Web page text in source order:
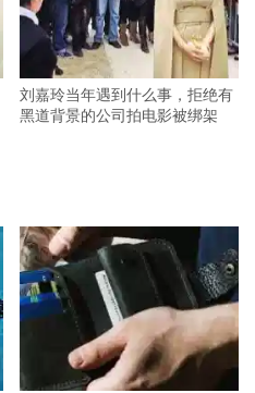
刘嘉玲当年遇到什么事，拒绝有
黑道背景的公司拍电影被绑架